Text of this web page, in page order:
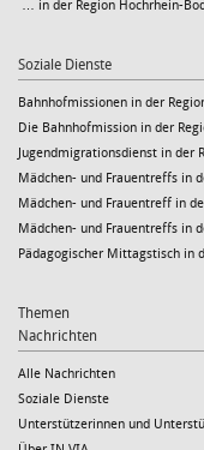
… in der Region Hochrhein-
Soziale Dienste
Bahnhofmissionen in der
Die Bahnhofmission in der
Jugendmigrationsdienst in der
Mädchen- und Frauentreffs in
Mädchen- und Frauentreff in
Mädchen- und Frauentreffs in
Pädagogischer Mittagstisch in
Themen
Nachrichten
Alle Nachrichten
Soziale Dienste
Unterstützerinnen und